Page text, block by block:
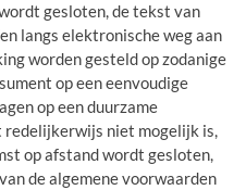
gesloten, de tekst van
langs elektronische weg aan
worden gesteld op zodanige
op een eenvoudige
op een duurzame
redelijkerwijs niet mogelijk is,
op afstand wordt gesloten,
de algemene voorwaarden